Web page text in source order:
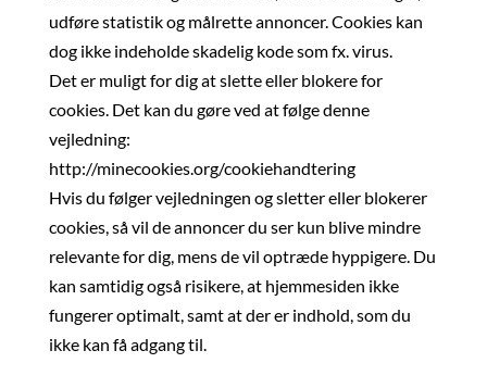
udføre statistik og målrette annoncer. Cookies kan
dog ikke indeholde skadelig kode som fx. virus.
Det er muligt for dig at slette eller blokere for
cookies. Det kan du gøre ved at følge denne
vejledning:
http://minecookies.org/cookiehandtering
Hvis du følger vejledningen og sletter eller blokerer
cookies, så vil de annoncer du ser kun blive mindre
relevante for dig, mens de vil optræde hyppigere. Du
kan samtidig også risikere, at hjemmesiden ikke
fungerer optimalt, samt at der er indhold, som du
ikke kan få adgang til.